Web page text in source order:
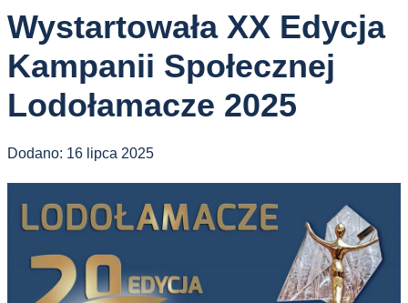
Wystartowała XX Edycja
Kampanii Społecznej
Lodołamacze 2025
Dodano: 16 lipca 2025